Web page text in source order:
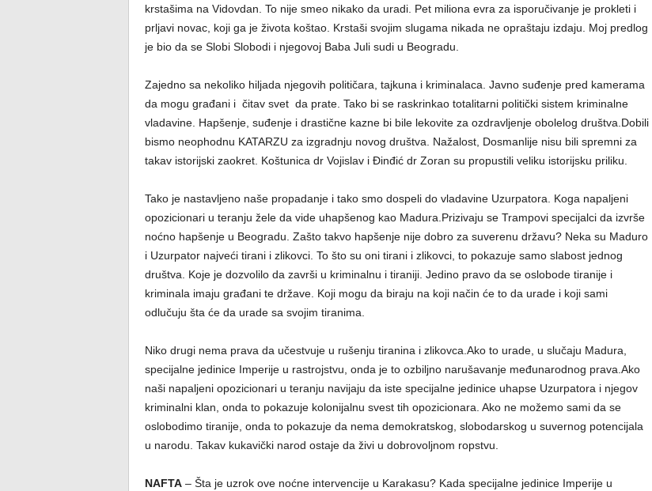
krstašima na Vidovdan. To nije smeo nikako da uradi. Pet miliona evra za isporučivanje je prokleti i
prljavi novac, koji ga je života koštao. Krstaši svojim slugama nikada ne opraštaju izdaju. Moj predlog
je bio da se Slobi Slobodi i njegovoj Baba Juli sudi u Beogradu.
Zajedno sa nekoliko hiljada njegovih političara, tajkuna i kriminalaca. Javno suđenje pred kamerama
da mogu građani i čitav svet da prate. Tako bi se raskrinkao totalitarni politički sistem kriminalne
vladavine. Hapšenje, suđenje i drastične kazne bi bile lekovite za ozdravljenje obolelog društva.Dobili
bismo neophodnu KATARZU za izgradnju novog društva. Nažalost, Dosmanlije nisu bili spremni za
takav istorijski zaokret. Koštunica dr Vojislav i Đinđić dr Zoran su propustili veliku istorijsku priliku.
Tako je nastavljeno naše propadanje i tako smo dospeli do vladavine Uzurpatora. Koga napaljeni
opozicionari u teranju žele da vide uhapšenog kao Madura.Prizivaju se Trampovi specijalci da izvrše
noćno hapšenje u Beogradu. Zašto takvo hapšenje nije dobro za suverenu državu? Neka su Maduro
i Uzurpator najveći tirani i zlikovci. To što su oni tirani i zlikovci, to pokazuje samo slabost jednog
društva. Koje je dozvolilo da završi u kriminalnu i tiraniji. Jedino pravo da se oslobode tiranije i
kriminala imaju građani te države. Koji mogu da biraju na koji način će to da urade i koji sami
odlučuju šta će da urade sa svojim tiranima.
Niko drugi nema prava da učestvuje u rušenju tiranina i zlikovca.Ako to urade, u slučaju Madura,
specijalne jedinice Imperije u rastrojstvu, onda je to ozbiljno narušavanje međunarodnog prava.Ako
naši napaljeni opozicionari u teranju navijaju da iste specijalne jedinice uhapse Uzurpatora i njegov
kriminalni klan, onda to pokazuje kolonijalnu svest tih opozicionara. Ako ne možemo sami da se
oslobodimo tiranije, onda to pokazuje da nema demokratskog, slobodarskog u suvernog potencijala
u narodu. Takav kukavički narod ostaje da živi u dobrovoljnom ropstvu.
NAFTA– Šta je uzrok ove noćne intervencije u Karakasu? Kada specijalne jedinice Imperije u